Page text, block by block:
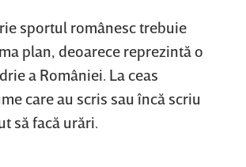
sportul românesc trebuie
plan, deoarece reprezintă o
a României. La ceas
care au scris sau încă scriu
să facă urări.